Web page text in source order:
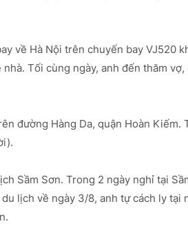
về Hà Nội trên chuyến bay VJ520
Tối cùng ngày, anh đến thăm
đường Hàng Da, quận Hoàn Kiếm.
Sầm Sơn. Trong 2 ngày nghỉ tại
lịch về ngày 3/8, anh tự cách ly tại